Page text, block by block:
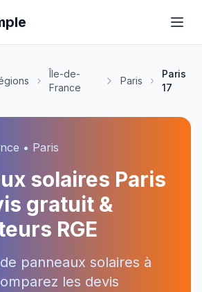
Île-de-
France
Paris
Paris
17
• Paris
solaires Paris
gratuit &
RGE
panneaux solaires à
les devis